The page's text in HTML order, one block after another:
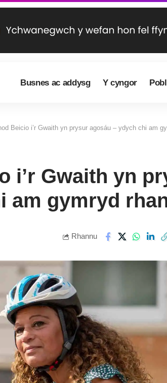
Busnes ac addysg Y cyngor
Beicio i’r Gwaith yn prysur agosáu – ydych chi am
i’r Gwaith yn
am gymryd
Rhannu